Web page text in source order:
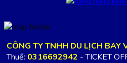
CÔNG TY TNHH DU LỊCH BAY
Thuế: 0316692942 - TICKET